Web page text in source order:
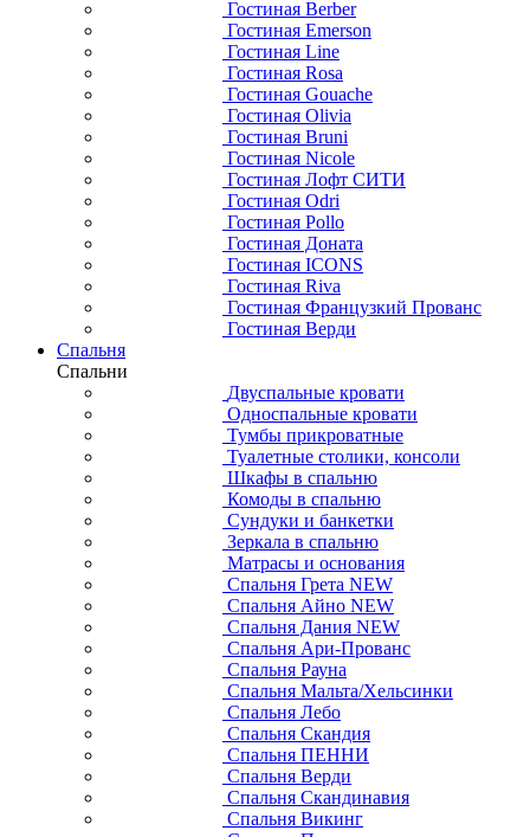
Гостиная Berber
Гостиная Emerson
Гостиная Line
Гостиная Rosa
Гостиная Gouache
Гостиная Olivia
Гостиная Bruni
Гостиная Nicole
Гостиная Лофт СИТИ
Гостиная Odri
Гостиная Pollo
Гостиная Доната
Гостиная ICONS
Гостиная Riva
Гостиная Французкий Прованс
Гостиная Верди
Спальня
Спальни
Двуспальные кровати
Односпальные кровати
Тумбы прикроватные
Туалетные столики, консоли
Шкафы в спальню
Комоды в спальню
Сундуки и банкетки
Зеркала в спальню
Матрасы и основания
Спальня Грета NEW
Спальня Айно NEW
Спальня Дания NEW
Спальня Ари-Прованс
Спальня Рауна
Спальня Мальта/Хельсинки
Спальня Лебо
Спальня Скандия
Спальня ПЕННИ
Спальня Верди
Спальня Скандинавия
Спальня Викинг